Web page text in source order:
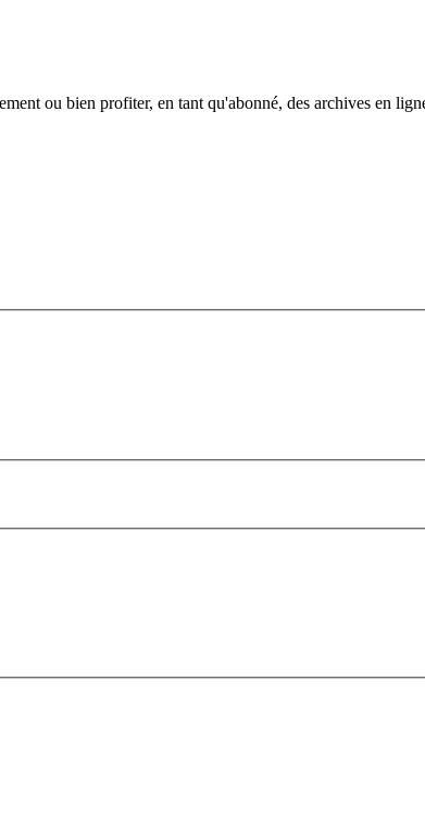
ou bien profiter, en tant qu'abonné, des archives en